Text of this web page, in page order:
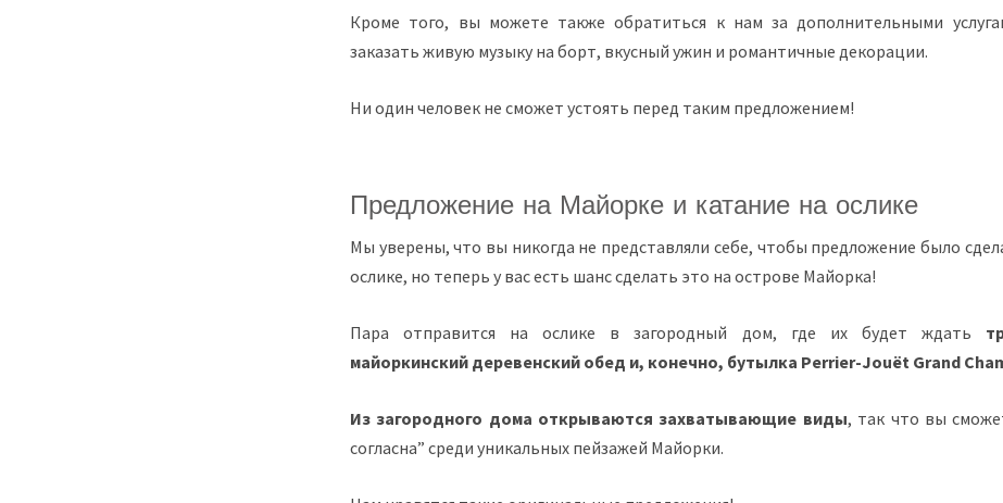
Кроме того, вы можете также обратиться к нам за дополнительными
заказать живую музыку на борт, вкусный ужин и романтичные декорации.
Ни один человек не сможет устоять перед таким предложением!
Предложение на Майорке и катание на ослике
Мы уверены, что вы никогда не представляли себе, чтобы предложение было
ослике, но теперь у вас есть шанс сделать это на острове Майорка!
Пара отправится на ослике в загородный дом, где их будет ждать
майоркинский деревенский обед и, конечно, бутылка Perrier-Jouët Grand
Из загородного дома открываются захватывающие виды, так что вы
согласна” среди уникальных пейзажей Майорки.